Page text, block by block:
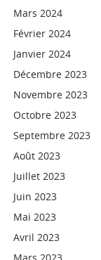
Mars 2024
Février 2024
Janvier 2024
Décembre 2023
Novembre 2023
Octobre 2023
Septembre 2023
Août 2023
Juillet 2023
Juin 2023
Mai 2023
Avril 2023